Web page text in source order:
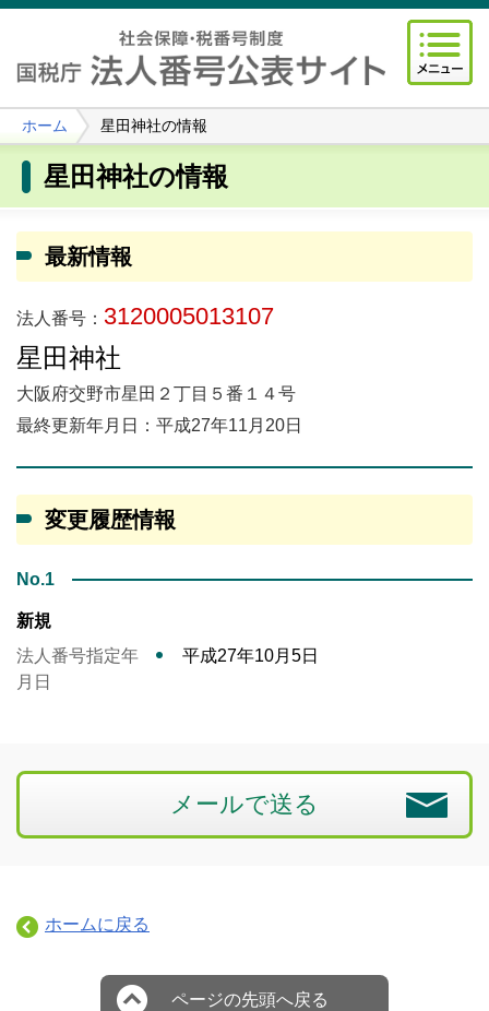
ホーム 星田神社の情報
星田神社の情報
最新情報
法人番号： 3120005013107
星田神社
大阪府交野市星田２丁目５番１４号
最終更新年月日：平成27年11月20日
変更履歴情報
No.1
新規
法人番号指定年
月日
平成27年10月5日
メールで送る
ホームに戻る
ページの先頭へ戻る